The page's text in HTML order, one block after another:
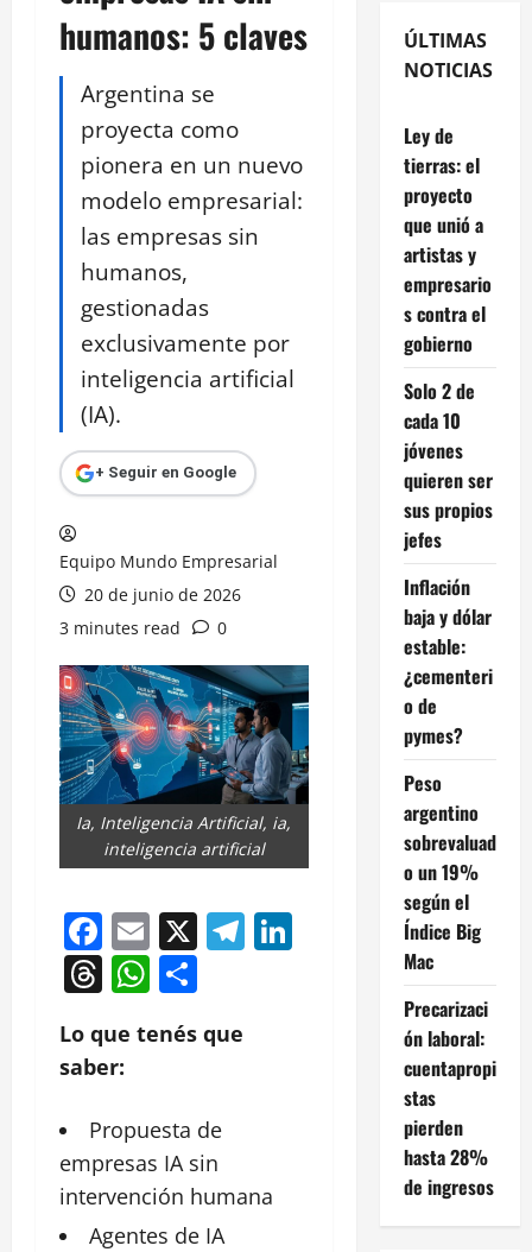
humanos: 5 claves
Argentina se
proyecta como
pionera en un nuevo
modelo empresarial:
las empresas sin
humanos,
gestionadas
exclusivamente por
inteligencia artificial
(IA).
+ Seguir en Google
Equipo Mundo Empresarial
20 de junio de 2026
3 minutes read
0
Ia, Inteligencia Artificial, ia,
inteligencia artificial
Facebook
Email
X Telegram
LinkedIn
Threads
WhatsApp
Lo que tenés que
saber:
Propuesta de
empresas IA sin
intervención humana
Agentes de IA
ÚLTIMAS
NOTICIAS
Ley de
tierras: el
proyecto
que unió a
artistas y
empresario
s contra el
gobierno
Solo 2 de
cada 10
jóvenes
quieren ser
sus propios
jefes
Inflación
baja y dólar
estable:
¿cementeri
o de
pymes?
Peso
argentino
sobrevaluad
o un 19%
según el
Índice Big
Mac
Precarizaci
ón laboral:
cuentapropi
stas
pierden
hasta 28%
de ingresos